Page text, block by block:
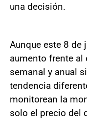
una decisión.
Aunque este 8 de
aumento frente al
semanal y anual
tendencia
monitorean la
solo el precio del